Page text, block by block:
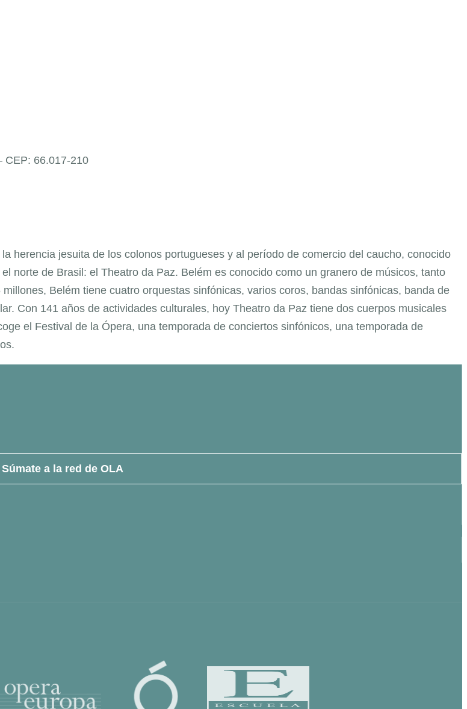
CEP: 66.017-210
herencia jesuita de los colonos portugueses y al período de comercio del caucho, conocido
norte de Brasil: el Theatro da Paz. Belém es conocido como un granero de músicos, tanto
Belém tiene cuatro orquestas sinfónicas, varios coros, bandas sinfónicas, banda de
Con 141 años de actividades culturales, hoy Theatro da Paz tiene dos cuerpos musicales
el Festival de la Ópera, una temporada de conciertos sinfónicos, una temporada de
Súmate a la red de OLA